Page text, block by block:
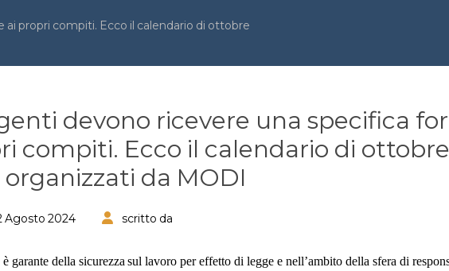
propri compiti. Ecco il calendario di ottobre
devono ricevere una specifica
compiti. Ecco il calendario di
organizzati da MODI
Agosto 2024 scritto da
garante della sicurezza sul lavoro per effetto di legge e nell’ambito della sfera di